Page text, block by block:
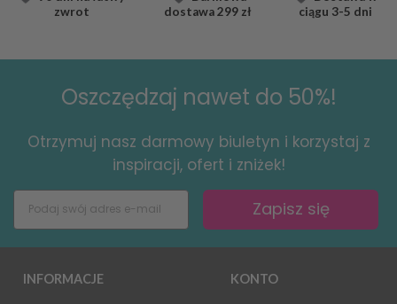
zwrot
dostawa299 zł
ciągu 3-5 dni
Oszczędzaj nawet do 50%!
Otrzymuj nasz darmowy biuletyn i korzystaj z
inspiracji, ofert i zniżek!
Zapisz się
INFORMACJE KONTO